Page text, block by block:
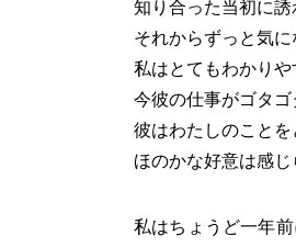
知り合った当初に誘
それからずっと気に
私はとてもわかりや
今彼の仕事がゴタ
彼はわたしのこと
ほのかな好意は感
私はちょうど一年